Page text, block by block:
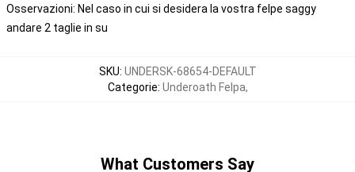
Osservazioni: Nel caso in cui si desidera la vostra felpe saggy
andare 2 taglie in su
SKU: UNDERSK-68654-DEFAULT
Categorie: Underoath Felpa,
What Customers Say